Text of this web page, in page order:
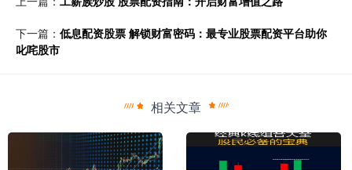
下一篇： 低息配资股票 解锁财富密码：最专业股票配资平台助你
叱咤股市
相关文章